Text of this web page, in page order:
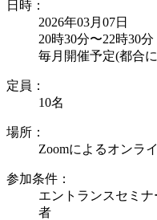
日時：
2026年03月07日
20時30分〜22時30分
毎月開催予定(都合
定員：
10名
場所：
Zoomによるオンラ
参加条件：
エントランスセミ
者